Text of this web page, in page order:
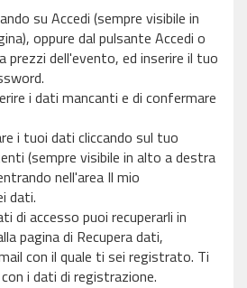
su Accedi (sempre visibile in
oppure dal pulsante Accedi o
prezzi dell'evento, ed inserire il tuo
i dati mancanti e di confermare
i tuoi dati cliccando sul tuo
(sempre visibile in alto a destra
nell'area Il mio
dati.
di accesso puoi recuperarli in
pagina di Recupera dati,
con il quale ti sei registrato. Ti
i dati di registrazione.